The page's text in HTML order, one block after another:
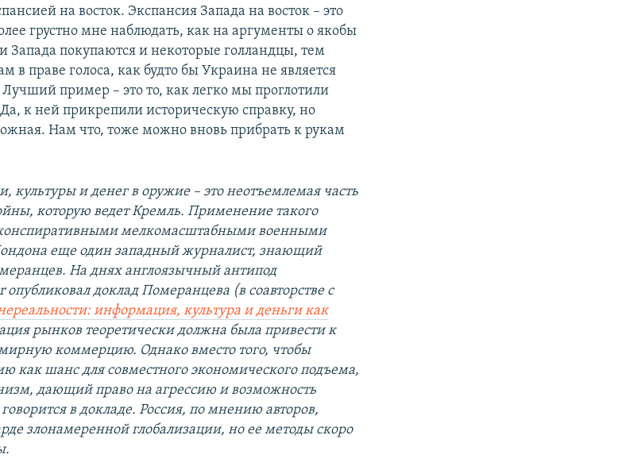
на восток. Экспансия Запада на восток – это
грустно мне наблюдать, как на аргументы о якобы
Запада покупаются и некоторые голландцы, тем
в праве голоса, как будто бы Украина не является
пример – это то, как легко мы проглотили
к ней прикрепили историческую справку, но
Нам что, тоже можно вновь прибрать к рукам
и денег в оружие – это неотъемлемая часть
которую ведет Кремль. Применение такого
конспиративными мелкомасштабными военными
еще один западный журналист, знающий
На днях англоязычный антипод
доклад Померанцева (в соавторстве с
информация, культура и деньги как
рынков теоретически должна была привести к
коммерцию. Однако вместо того, чтобы
как шанс для совместного экономического подъема,
дающий право на агрессию и возможность
говорится в докладе. Россия, по мнению авторов,
злонамеренной глобализации, но ее методы скоро